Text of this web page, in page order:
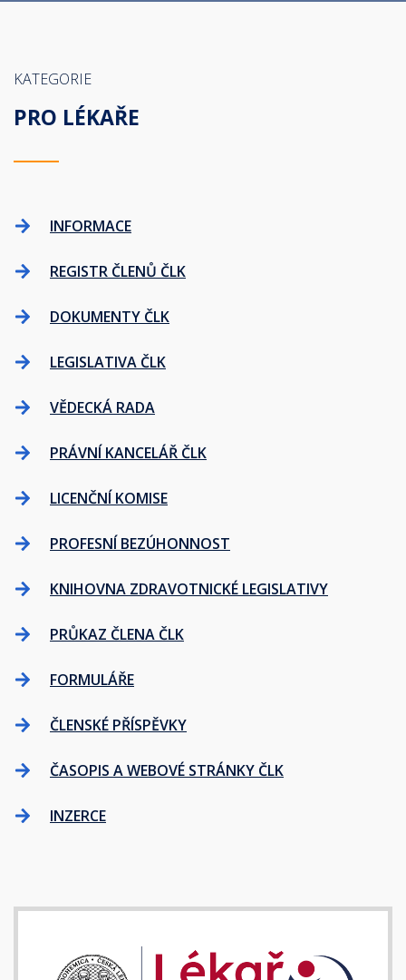
KATEGORIE
PRO LÉKAŘE
INFORMACE
REGISTR ČLENŮ ČLK
DOKUMENTY ČLK
LEGISLATIVA ČLK
VĚDECKÁ RADA
PRÁVNÍ KANCELÁŘ ČLK
LICENČNÍ KOMISE
PROFESNÍ BEZÚHONNOST
KNIHOVNA ZDRAVOTNICKÉ LEGISLATIVY
PRŮKAZ ČLENA ČLK
FORMULÁŘE
ČLENSKÉ PŘÍSPĚVKY
ČASOPIS A WEBOVÉ STRÁNKY ČLK
INZERCE